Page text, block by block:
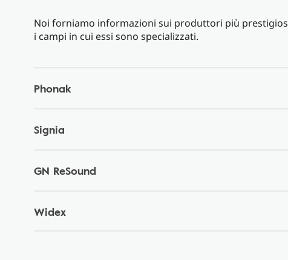
Noi forniamo informazioni sui produttori più
i campi in cui essi sono specializzati.
Phonak
Signia
GN ReSound
Widex